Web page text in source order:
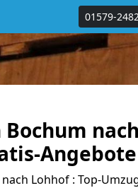
01579-
Bochum
Angebote
Lohhof : Top-